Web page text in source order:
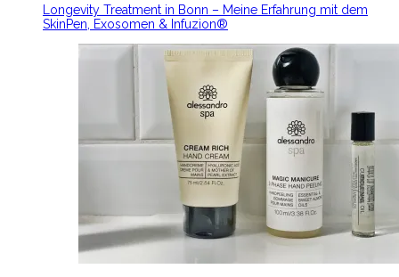
Longevity Treatment in Bonn – Meine Erfahrung mit dem
SkinPen, Exosomen & Infuzion®